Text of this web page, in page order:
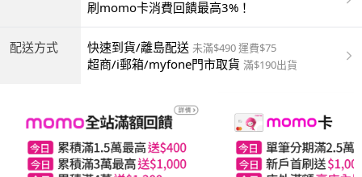
商付款 | ATM | 銀聯卡
刷momo卡消費回饋最高3%！
配送方式 快速到貨/離島配送 未滿$490 運費$75
超商/i郵箱/myfone門市取貨 滿$190出貨